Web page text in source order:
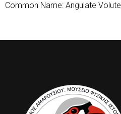
Common Name: Angulate Volute